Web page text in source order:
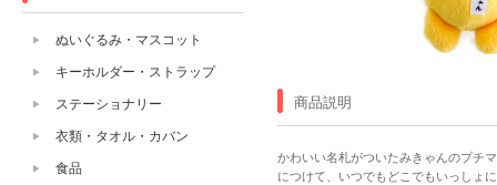
商品説明
かわいい名札がついたみきゃんのプチ
につけて、いつでもどこでもいっしょ
ぬいぐるみ・マスコット
キーホルダー・ストラップ
ステーショナリー
衣類・タオル・カバン
食品